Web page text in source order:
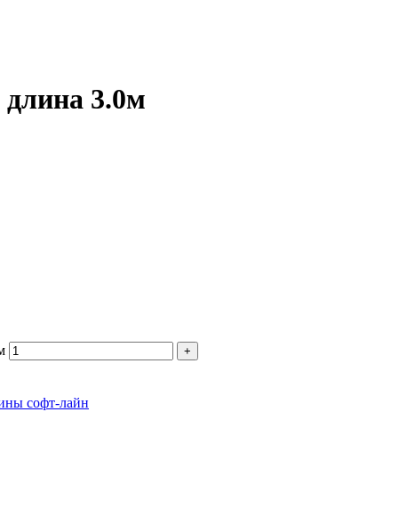
длина 3.0м
софт-лайн